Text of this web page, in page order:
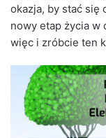
okazja, by stać się
nowy etap życia w
więc i zróbcie ten